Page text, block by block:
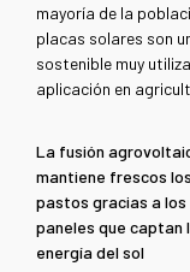
mayoría de la
placas solares son
sostenible muy
aplicación en
La fusión
mantiene frescos los
pastos gracias a los
paneles que captan
energía del sol